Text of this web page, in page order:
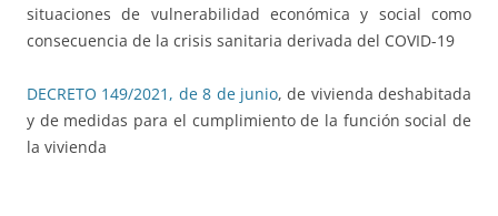
situaciones de vulnerabilidad económica y social como
consecuencia de la crisis sanitaria derivada del COVID-19
DECRETO 149/2021, de 8 de junio, de vivienda deshabitada
y de medidas para el cumplimiento de la función social de
la vivienda